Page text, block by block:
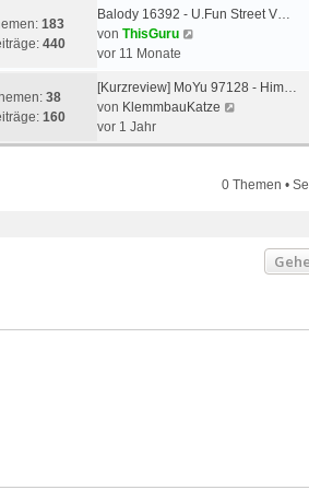
183
440
Balody 16392 - U.Fun Street V…
von ThisGuru
e
s
e
vor 11 Monate
38
160
[Kurzreview] MoYu 97128 - Him…
von KlemmbauKatze
u
s
vor 1 Jahr
0 Themen •